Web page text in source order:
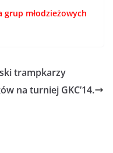
grup młodzieżowych
trampkarzy
na turniej GKC’14.